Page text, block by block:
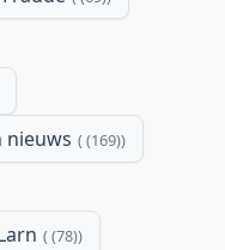
nieuws (169)
(78)